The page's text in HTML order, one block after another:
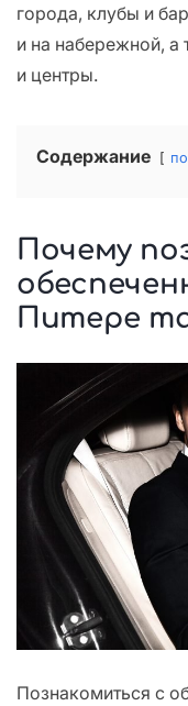
города, клубы и
и на набережной, а
и центры.
Содержание
Почему
Питере
Познакомиться с